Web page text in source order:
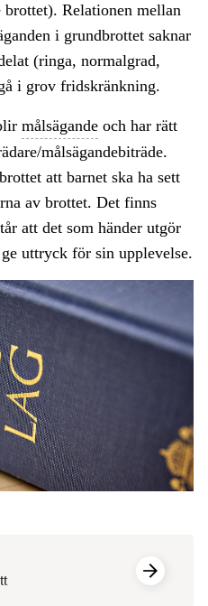
Relationen mellan
i grundbrottet saknar
(ringa, normalgrad,
i grov fridskränkning.
målsägande och har rätt
målsägandebiträde.
att barnet ska ha sett
av brottet. Det finns
att det som händer utgör
uttryck för sin upplevelse.